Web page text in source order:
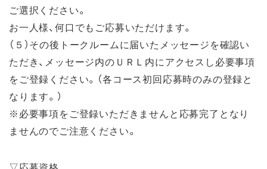
ご選択ください。
お一人様、何口でもご応募いただけます。
（５）その後トークルームに届いたメッセージを確認い
ただき、メッセージ内のＵＲＬ内にアクセスし必要事項
をご登録ください。（各コース初回応募時のみの登録と
なります。）
※必要事項をご登録いただきませんと応募完了となり
ませんのでご注意ください。